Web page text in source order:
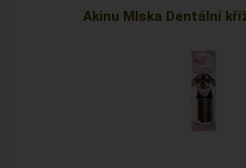
Akinu Mlska Dentální